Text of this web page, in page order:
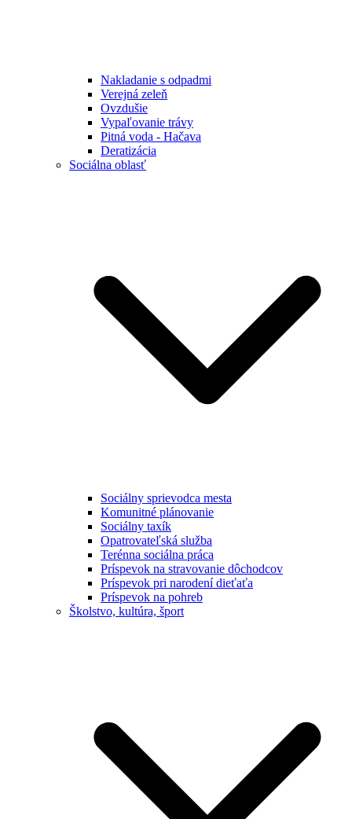
Nakladanie s odpadmi
Verejná zeleň
Ovzdušie
Vypaľovanie trávy
Pitná voda - Hačava
Deratizácia
Sociálna oblasť
Sociálny sprievodca mesta
Komunitné plánovanie
Sociálny taxík
Opatrovateľská služba
Terénna sociálna práca
Príspevok na stravovanie dôchodcov
Príspevok pri narodení dieťaťa
Príspevok na pohreb
Školstvo, kultúra, šport